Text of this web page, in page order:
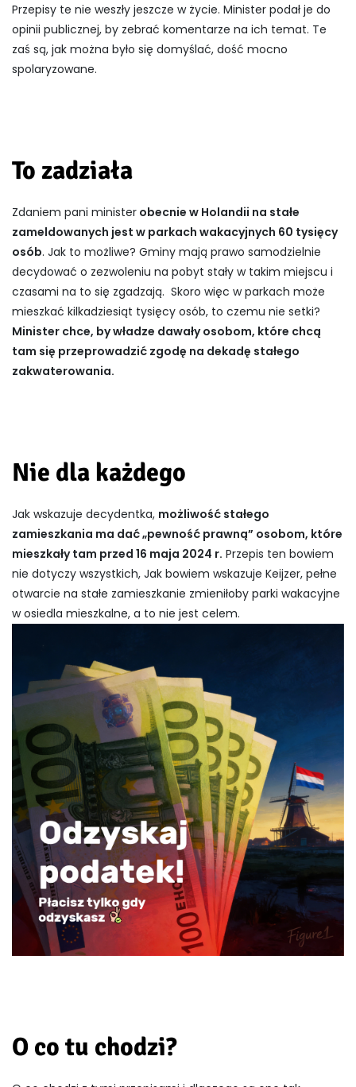
Przepisy te nie weszły jeszcze w życie. Minister podał je do
opinii publicznej, by zebrać komentarze na ich temat. Te
zaś są, jak można było się domyślać, dość mocno
spolaryzowane.
To zadziała
Zdaniem pani minister obecnie w Holandii na stałe
zameldowanych jest w parkach wakacyjnych 60 tysięcy
osób. Jak to możliwe? Gminy mają prawo samodzielnie
decydować o zezwoleniu na pobyt stały w takim miejscu i
czasami na to się zgadzają. Skoro więc w parkach może
mieszkać kilkadziesiąt tysięcy osób, to czemu nie setki?
Minister chce, by władze dawały osobom, które chcą
tam się przeprowadzić zgodę na dekadę stałego
zakwaterowania.
Nie dla każdego
Jak wskazuje decydentka, możliwość stałego
zamieszkania ma dać „pewność prawną” osobom, które
mieszkały tam przed 16 maja 2024 r. Przepis ten bowiem
nie dotyczy wszystkich, Jak bowiem wskazuje Keijzer, pełne
otwarcie na stałe zamieszkanie zmieniłoby parki wakacyjne
w osiedla mieszkalne, a to nie jest celem.
O co tu chodzi?